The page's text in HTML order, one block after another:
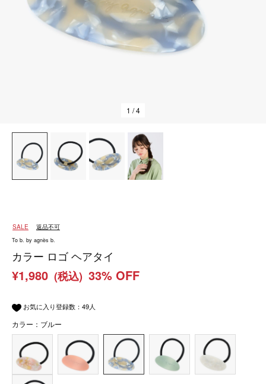
1 / 4
SALE 返品不可
To b. by agnès b.
カラー ロゴ ヘアタイ
¥1,980 (税込) 33% OFF
お気に入り登録数： 49人
カラー：ブルー